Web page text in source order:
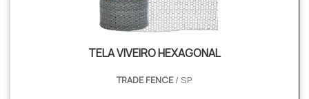
TELA VIVEIRO HEXAGONAL
TRADE FENCE/ SP